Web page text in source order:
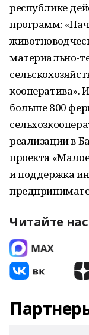
республике
программ:
материально-
кооператива».
больше 800
реализации в
проекта
и поддержка
Читайте нас